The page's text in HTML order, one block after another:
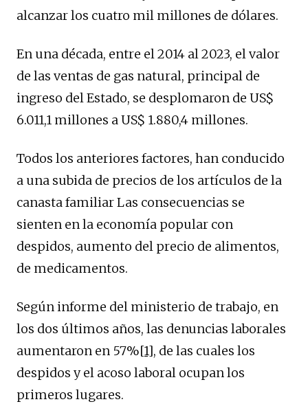
alcanzar los cuatro mil millones de dólares.
En una década, entre el 2014 al 2023, el valor
de las ventas de gas natural, principal de
ingreso del Estado, se desplomaron de US$
6.011,1 millones a US$ 1.880,4 millones.
Todos los anteriores factores, han conducido
a una subida de precios de los artículos de la
canasta familiar Las consecuencias se
sienten en la economía popular con
despidos, aumento del precio de alimentos,
de medicamentos.
Según informe del ministerio de trabajo, en
los dos últimos años, las denuncias laborales
aumentaron en 57%[1], de las cuales los
despidos y el acoso laboral ocupan los
primeros lugares.